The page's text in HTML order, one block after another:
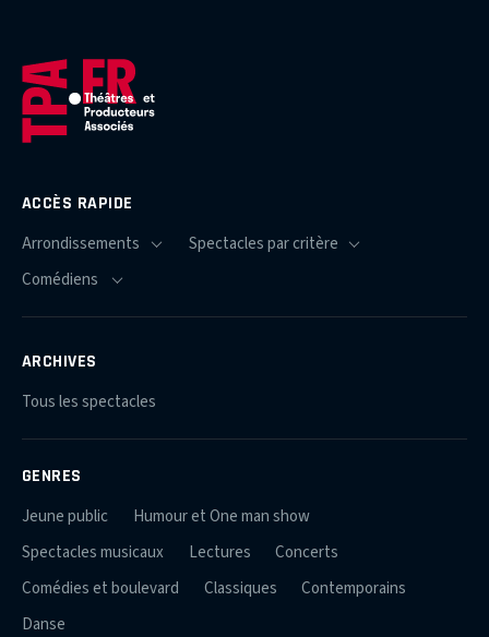
ACCÈS RAPIDE
ARCHIVES
Tous les spectacles
GENRES
Jeune public
Humour et One man show
Spectacles musicaux
Lectures
Concerts
Comédies et boulevard
Classiques
Contemporains
Danse